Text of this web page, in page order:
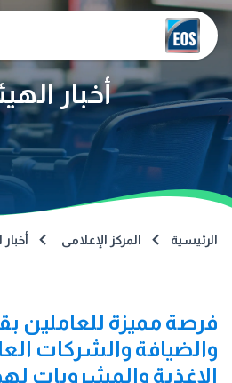
أخبار
الرئيسية المركز الإعلامى
فرصة مميزة للعاملين
والضيافة والشركات
الاغذية والمشروبات